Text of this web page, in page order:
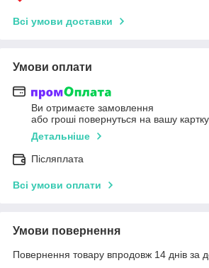
Всі умови доставки
Умови оплати
Ви отримаєте замовлення
або гроші повернуться на вашу картку
Детальніше
Післяплата
Всі умови оплати
Умови повернення
Повернення товару впродовж 14 днів за